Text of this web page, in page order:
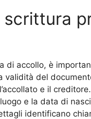
scrittura
di accollo, è
validità del
e il
e la data di
identificano